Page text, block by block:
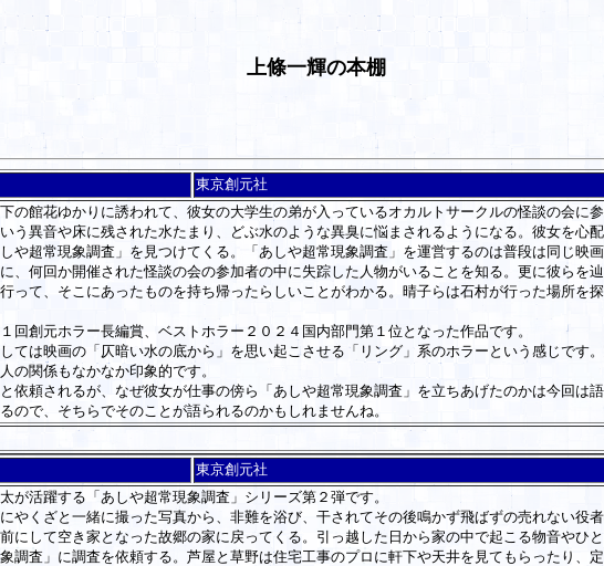
上條一輝の本棚
東京創元社
館花ゆかりに誘われて、彼女の大学生の弟が入っているオカルトサークルの怪談の会に
う異音や床に残された水たまり、どぶ水のような異臭に悩まされるようになる。彼女を心
や超常現象調査」を見つけてくる。「あしや超常現象調査」を運営するのは普段は同じ映
、何回か開催された怪談の会の参加者の中に失踪した人物がいることを知る。更に彼らを
って、そこにあったものを持ち帰ったらしいことがわかる。晴子らは石村が行った場所を
創元ホラー長編賞、ベストホラー２０２４国内部門第１位となった作品です。
は映画の「仄暗い水の底から」を思い起こさせる「リング」系のホラーという感じです
の関係もなかなか印象的です。
頼されるが、なぜ彼女が仕事の傍ら「あしや超常現象調査」を立ちあげたのかは今回は
ので、そちらでそのことが語られるのかもしれませんね。
東京創元社
活躍する「あしや超常現象調査」シリーズ第２弾です。
くざと一緒に撮った写真から、非難を浴び、干されてその後鳴かず飛ばずの売れない役
にして空き家となった故郷の家に戻ってくる。引っ越した日から家の中で起こる物音やひ
調査」に調査を依頼する。芦屋と草野は住宅工事のプロに軒下や天井を見てもらったり、